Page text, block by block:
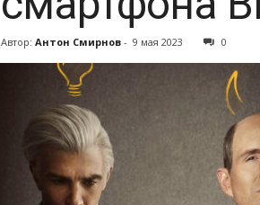
Автор: Антон Смирнов- 9 мая 2023 0